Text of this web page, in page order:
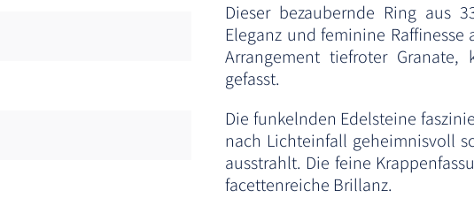
Dieser bezaubernde Ring aus
Eleganz und feminine
Arrangement tiefroter
gefasst.
Die funkelnden Edelsteine
nach Lichteinfall geheimnisvoll
ausstrahlt. Die feine
facettenreiche Brillanz.